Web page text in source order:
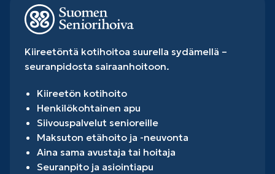
Kiireetöntä kotihoitoa suurella sydämellä –
seuranpidosta sairaanhoitoon.
Kiireetön kotihoito
Henkilökohtainen apu
Siivouspalvelut senioreille
Maksuton etähoito ja -neuvonta
Aina sama avustaja tai hoitaja
Seuranpito ja asiointiapu